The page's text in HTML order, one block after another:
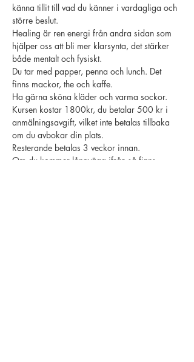
känna tillit till vad du känner i vardagliga och
större beslut.
Healing är ren energi från andra sidan som
hjälper oss att bli mer klarsynta, det stärker
både mentalt och fysiskt.
Du tar med papper, penna och lunch. Det
finns mackor, the och kaffe.
Ha gärna sköna kläder och varma sockor.
Kursen kostar 1800kr, du betalar 500 kr i
anmälningsavgift, vilket inte betalas tillbaka
om du avbokar din plats.
Resterande betalas 3 veckor innan.
Om du kommer långväga ifrån så finns